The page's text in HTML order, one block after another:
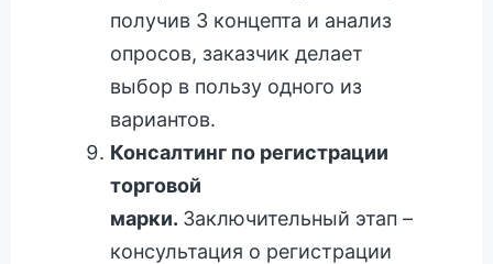
получив 3 концепта и анализ
опросов, заказчик делает
выбор в пользу одного из
вариантов.
Консалтинг по регистрации
торговой
марки. Заключительный этап –
консультация о регистрации